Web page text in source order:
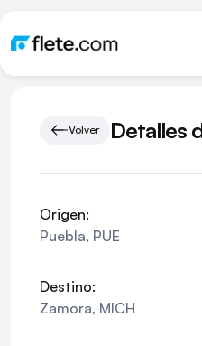
Volver Detalles
Origen:
Puebla, PUE
Destino:
Zamora, MICH